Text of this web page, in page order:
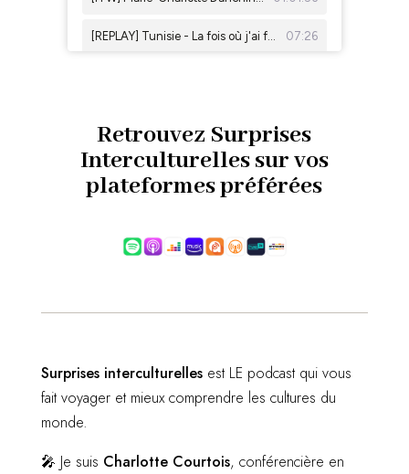
Retrouvez Surprises
Interculturelles sur vos
plateformes préférées
Surprises interculturellesest LE podcast qui vous
fait voyager et mieux comprendre les cultures du
monde.
🎤 Je suis Charlotte Courtois, conférencière en